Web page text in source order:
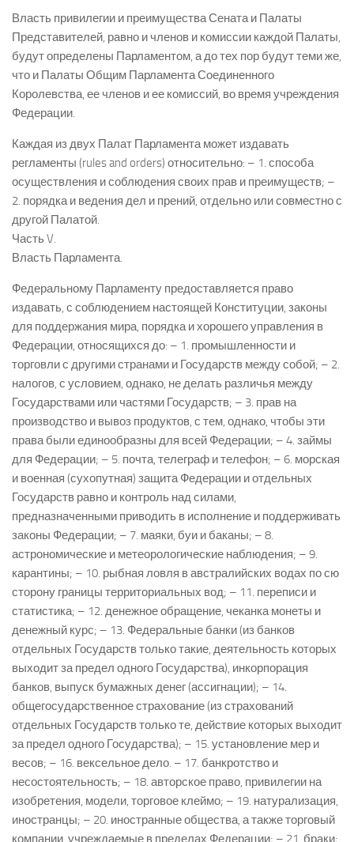
Власть привилегии и преимущества Сената и Палаты
Представителей, равно и членов и комиссии каждой Палаты,
будут определены Парламентом, а до тех пор будут теми же,
что и Палаты Общим Парламента Соединенного
Королевства, ее членов и ее комиссий, во время учреждения
Федерации.
Каждая из двух Палат Парламента может издавать
регламенты (rules and orders) относительно: – 1. способа
осуществления и соблюдения своих прав и преимуществ; –
2. порядка и ведения дел и прений, отдельно или совместно с
другой Палатой.
Часть V.
Власть Парламента.
Федеральному Парламенту предоставляется право
издавать, с соблюдением настоящей Конституции, законы
для поддержания мира, порядка и хорошего управления в
Федерации, относящихся до: – 1. промышленности и
торговли с другими странами и Государств между собой; – 2.
налогов, с условием, однако, не делать различья между
Государствами или частями Государств; – 3. прав на
производство и вывоз продуктов, с тем, однако, чтобы эти
права были единообразны для всей Федерации; – 4. займы
для Федерации; – 5. почта, телеграф и телефон; – 6. морская
и военная (сухопутная) защита Федерации и отдельных
Государств равно и контроль над силами,
предназначенными приводить в исполнение и поддерживать
законы Федерации; – 7. маяки, буи и баканы; – 8.
астрономические и метеорологические наблюдения; – 9.
карантины; – 10. рыбная ловля в австралийских водах по сю
сторону границы территориальных вод; – 11. переписи и
статистика; – 12. денежное обращение, чеканка монеты и
денежный курс; – 13. Федеральные банки (из банков
отдельных Государств только такие, деятельность которых
выходит за предел одного Государства), инкорпорация
банков, выпуск бумажных денег (ассигнации); – 14.
общегосударственное страхование (из страхований
отдельных Государств только те, действие которых выходит
за предел одного Государства); – 15. установление мер и
весов; – 16. вексельное дело. – 17. банкротство и
несостоятельность; – 18. авторское право, привилегии на
изобретения, модели, торговое клеймо; – 19. натурализация,
иностранцы; – 20. иностранные общества, а также торговый